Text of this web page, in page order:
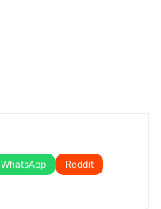
WhatsApp
Reddit